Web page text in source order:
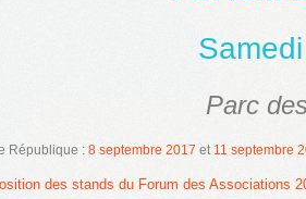
Parc
République : 8 septembre 2017 et 11 septembre
des stands du Forum des Associations